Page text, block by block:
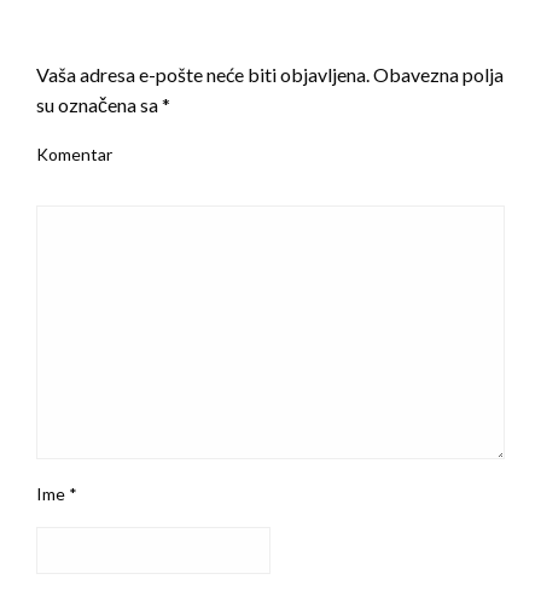
Vaša adresa e-pošte neće biti objavljena.Obavezna polja
su označena sa*
Komentar
Ime *